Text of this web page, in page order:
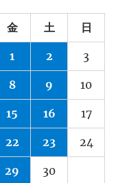
金 土 日
1 2 3
8 9 10
15 16 17
22 23 24
29 30